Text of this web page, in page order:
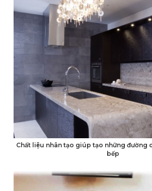
Chất liệu nhân tạo giúp tạo những đường
bếp